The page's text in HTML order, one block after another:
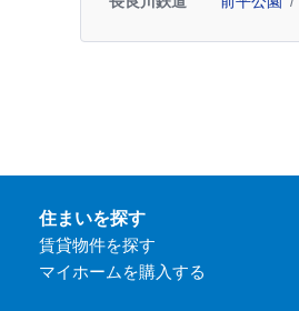
住まいを探す
賃貸物件を探す
マイホームを購入する